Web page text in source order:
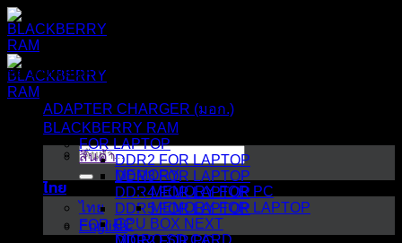
ข้าม
ไป
ยัง
เนื้อหา
สินค้า
MEMORY
MEMORY FOR PC
MEMORY FOR LAPTOP
CPU BOX NEXT
MICRO SD CARD
ค้นหา:
ไทย
ไทย
English
หมวดหมู่สินค้า
ADAPTER CHARGER (มอก.)
BLACKBERRY RAM
FOR LAPTOP
DDR2 FOR LAPTOP
DDR3 FOR LAPTOP
DDR4 FOR LAPTOP
DDR5 FOR LAPTOP
FOR PC